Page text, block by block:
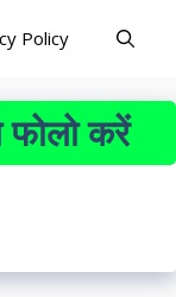
Policy
करें